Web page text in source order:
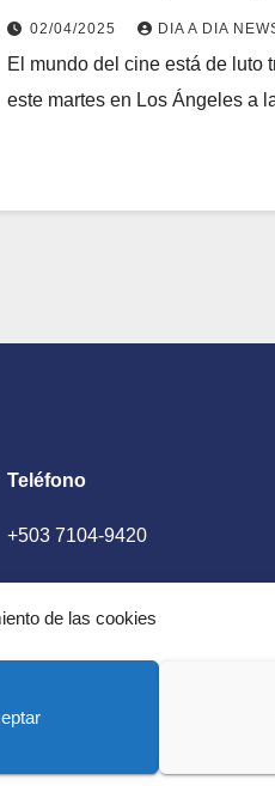
de las cookies
02/04/2025 DIA A DIA
El mundo del cine está de luto
este martes en Los Ángeles a
Teléfono
+503 7104-9420